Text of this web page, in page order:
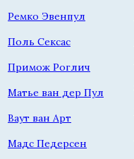
Ремко Эвенпул
Поль Сексас
Примож Роглич
Матье ван дер Пул
Ваут ван Арт
Мадс Педерсен